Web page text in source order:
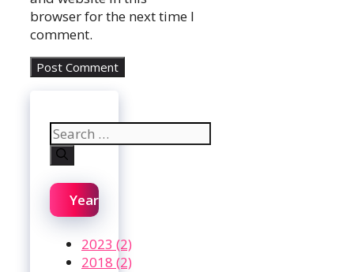
browser for the next time I
comment.
Search
for:
Year
2023 (2)
2018 (2)